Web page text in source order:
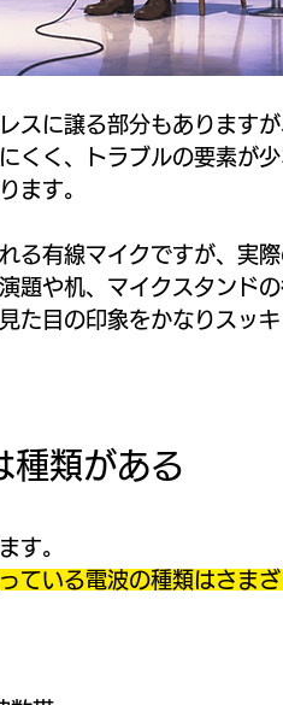
スに譲る部分もあります
くく、トラブルの要素が
ます。
る有線マイクですが、実
題や机、マイクスタンド
た目の印象をかなりスッ
種類がある
す。
ている電波の種類はさま